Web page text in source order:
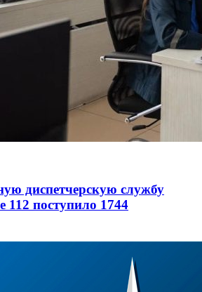
диспетчерскую службу
112 поступило 1744